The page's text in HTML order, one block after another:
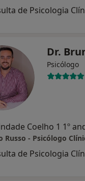
de Psicologia
Dr.
Psicólogo
Russo - Psicólogo
de Psicologia